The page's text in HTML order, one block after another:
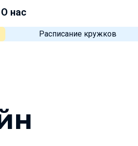
О нас
Расписание кружков